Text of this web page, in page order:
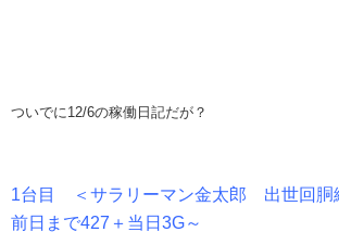
ついでに12/6の稼働日記だが？
1台目 ＜サラリーマン金太郎 出世回胴
前日まで427＋当日3G～